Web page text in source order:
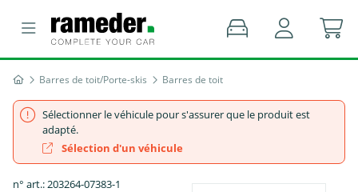
Barres de toit/Porte-skis Barres de toit
Sélectionner le véhicule pour s'assurer que le produit est
adapté.
Sélection d'un véhicule
n° art.: 203264-07383-1